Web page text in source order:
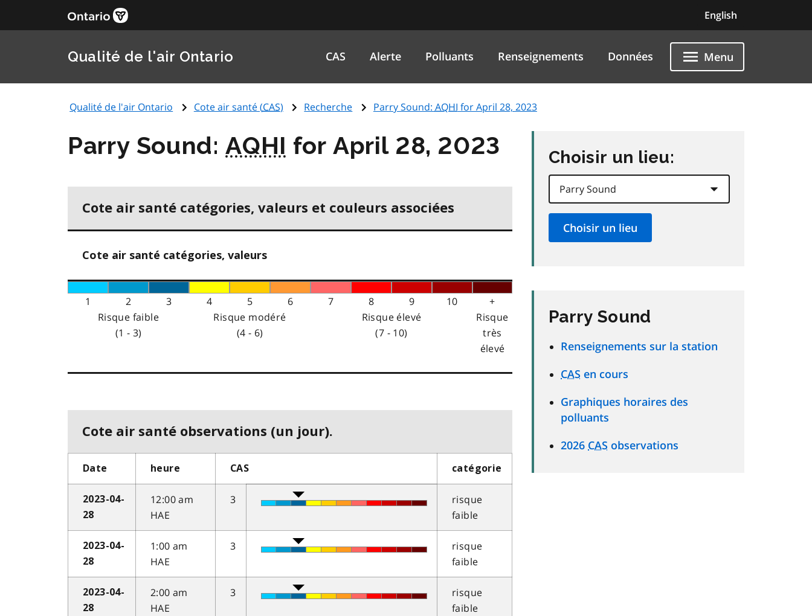
English
Qualité de l'air Ontario CAS Alerte Polluants Renseignements Données Menu
Qualité de l'air Ontario Cote air santé (CAS) Recherche Parry Sound: AQHI for April 28, 2023
Parry Sound:AQHI for April 28, 2023
Cote air santé catégories, valeurs et couleurs associées
Cote air santé catégories, valeurs
1 2 3 4 5 6 7 8 9 10
+
Risque faible
(1 - 3)
Risque modéré
(4 - 6)
Risque élevé
(7 - 10)
Risque
très
élevé
Cote air santé observations (un jour).
Date heure CAS catégorie
2023-04-
28
12:00 am
HAE
3
risque
faible
2023-04-
28
1:00 am
HAE
3
risque
faible
2023-04-
28
2:00 am
HAE
3
risque
faible
Choisir un lieu:
Parry Sound
Renseignements sur la station
CAS en cours
Graphiques horaires des
polluants
2026 CAS observations